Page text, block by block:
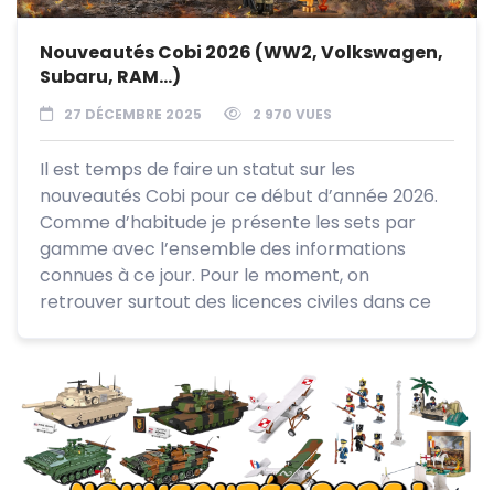
Nouveautés Cobi 2026 (WW2, Volkswagen,
Subaru, RAM…)
27 DÉCEMBRE 2025 2 970 VUES
Il est temps de faire un statut sur les
nouveautés Cobi pour ce début d’année 2026.
Comme d’habitude je présente les sets par
gamme avec l’ensemble des informations
connues à ce jour. Pour le moment, on
retrouver surtout des licences civiles dans ce